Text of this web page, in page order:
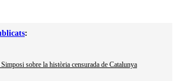
:
Simposi sobre la història censurada de Catalunya